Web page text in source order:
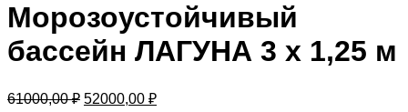
Морозоустойчивый
бассейн ЛАГУНА 3 х 1,25 м
61000,00₽ Первоначальная
52000,00 ₽Текущая